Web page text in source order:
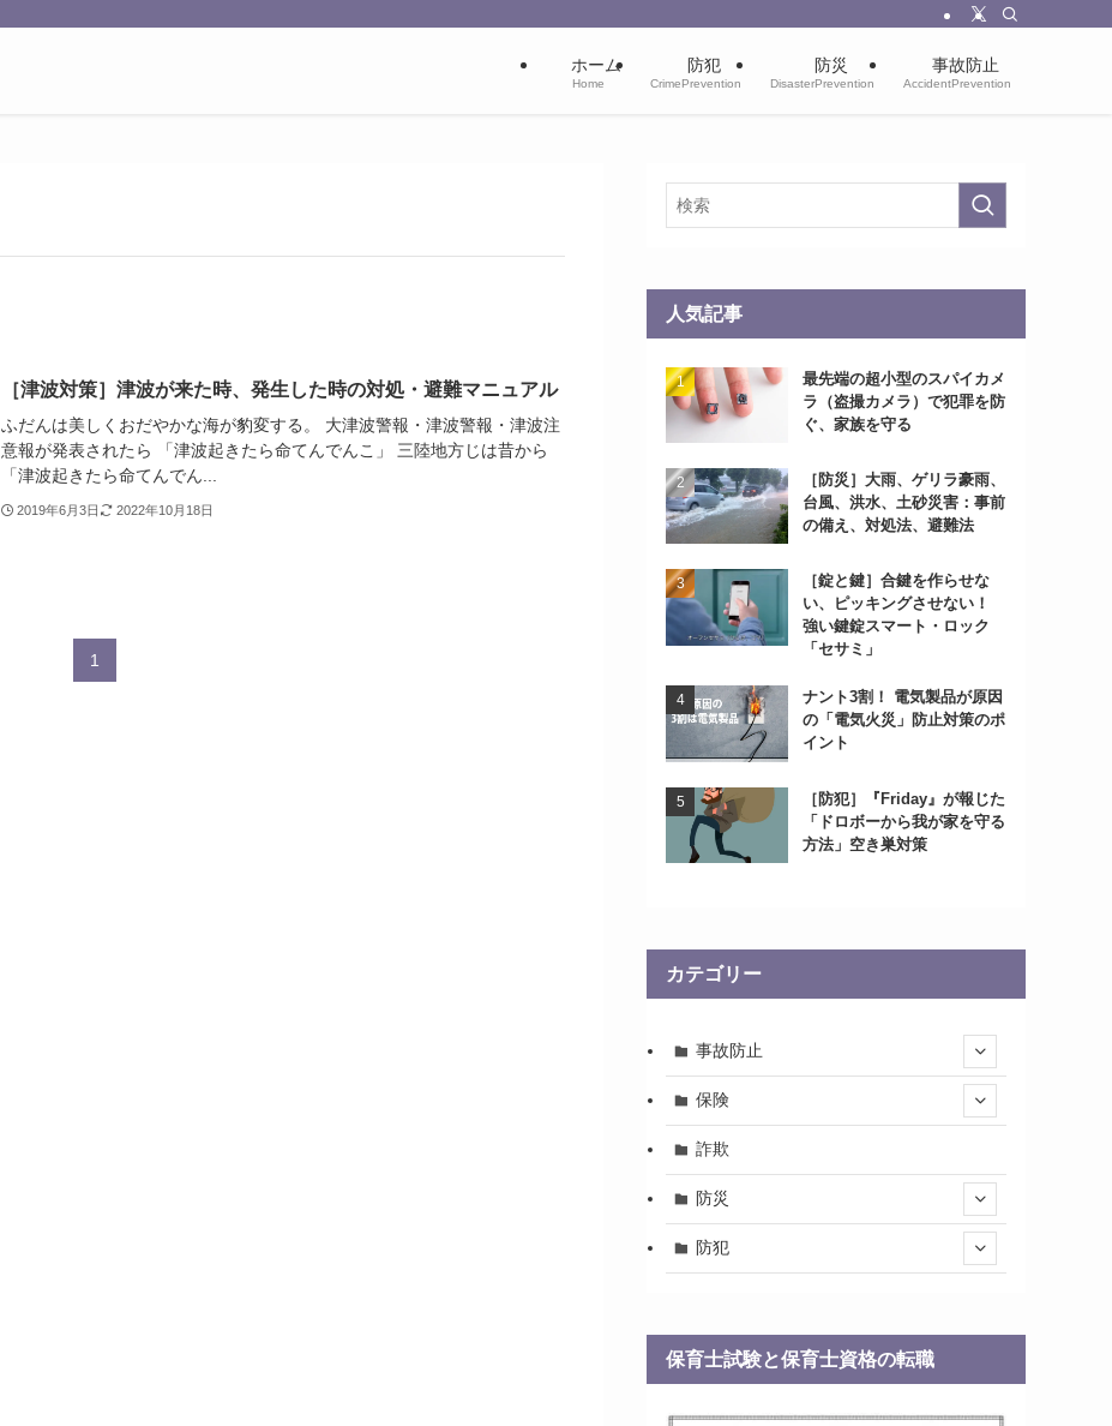
ホーム
Home
防犯
CrimePrevention
防災
DisasterPrevention
事故防止
AccidentPrevention
［津波対策］津波が来た時、発生した時の対処・避難マニュアル
ふだんは美しくおだやかな海が豹変する。 大津波警報・津波警報・津波注
意報が発表されたら 「津波起きたら命てんでんこ」 三陸地方じは昔から
「津波起きたら命てんでん...
2019年6月3日 2022年10月18日
1
人気記事
最先端の超小型のスパイカメ
ラ（盗撮カメラ）で犯罪を防
ぐ、家族を守る
［防災］大雨、ゲリラ豪雨、
台風、洪水、土砂災害：事前
の備え、対処法、避難法
［錠と鍵］合鍵を作らせな
い、ピッキングさせない！
強い鍵錠スマート・ロック
「セサミ」
ナント3割！ 電気製品が原因
の「電気火災」防止対策のポ
イント
［防犯］『Friday』が報じた
「ドロボーから我が家を守る
方法」空き巣対策
カテゴリー
事故防止
保険
詐欺
防災
防犯
保育士試験と保育士資格の転職